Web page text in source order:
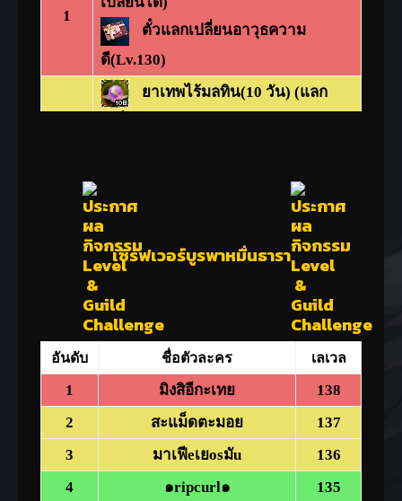
1
ตั๋วแลกเปลี่ยนอาวุธความ
ดี(Lv.130)
ยาเทพไร้มลทิน(10 วัน) (แลก
ยาเทพไร้มลทิน(10 วัน) (แลก
เปลี่ยนได้)
ตั๋วแลกเปลี่ยนอาวุธความ
ดี(Lv.120)
11-20
ยาเทพไร้มลทิน(10 วัน) (แลก
เปลี่ยนได้)
ตั๋วแลกเปลี่ยนอาวุธความ
ดี(Lv.110)
เซิร์ฟเวอร์บูรพาหมื่นธารา
อันดับ ชื่อตัวละคร เลเวล
1 มิงสิอีกะเทย
138
2
สะแม็ดตะมอย
137
3
มาเฟีeเยosมัu
136
4
๑ripcurl๑
135